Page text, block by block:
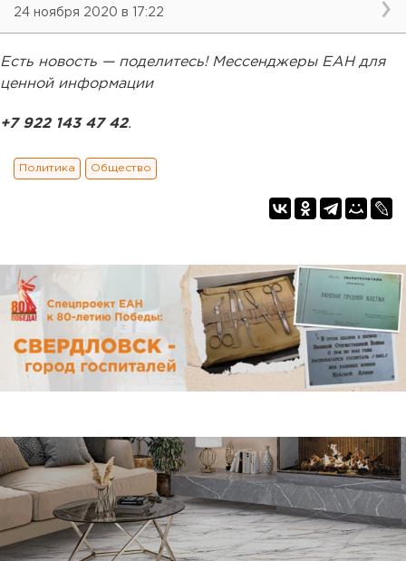
24 ноября 2020 в 17:22
Есть новость — поделитесь! Мессенджеры ЕАН для
ценной информации
+7 922 143 47 42.
Политика Общество